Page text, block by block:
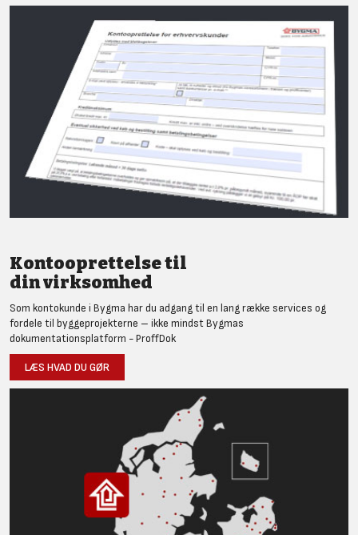
Kontooprettelse til
din virksomhed
Som kontokunde i Bygma har du adgang til en lang række services og
fordele til byggeprojekterne – ikke mindst Bygmas
dokumentationsplatform - ProffDok
LÆS HVAD DU GØR